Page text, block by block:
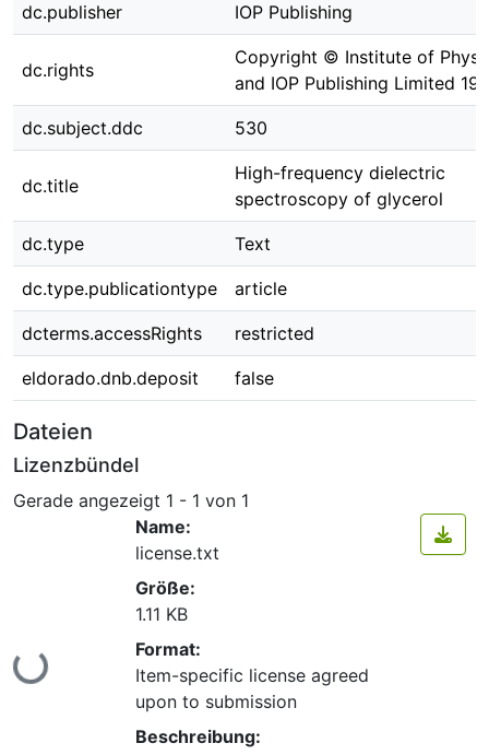
dc.publisher IOP Publishing
dc.rights
Copyright © Institute of
and IOP Publishing Limited
dc.subject.ddc 530
dc.title
High-frequency dielectric
spectroscopy of glycerol
dc.type Text
dc.type.publicationtype article
dcterms.accessRights restricted
eldorado.dnb.deposit false
Dateien
Lizenzbündel
Gerade angezeigt 1 - 1 von 1
Lade...
Name:
license.txt
Größe:
1.11 KB
Format:
Item-specific license agreed
upon to submission
Beschreibung: